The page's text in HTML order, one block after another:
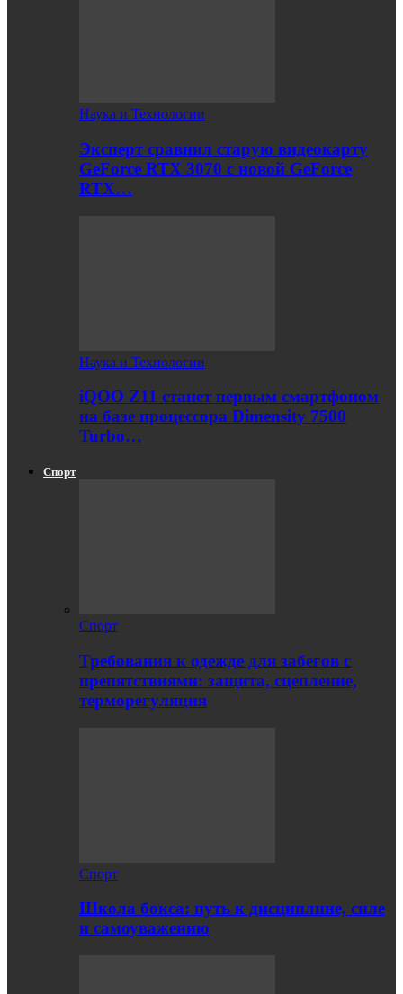
Наука и Технологии
Эксперт сравнил старую видеокарту
GeForce RTX 3070 с новой GeForce
RTX…
Наука и Технологии
iQOO Z11 станет первым смартфоном
на базе процессора Dimensity 7500
Turbo…
Спорт
Спорт
Требования к одежде для забегов с
препятствиями: защита, сцепление,
терморегуляция
Спорт
Школа бокса: путь к дисциплине, силе
и самоуважению